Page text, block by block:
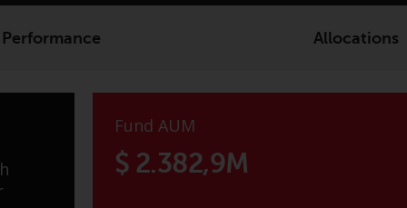
Performance Allocations
Fund AUM
$ 2.382,9M